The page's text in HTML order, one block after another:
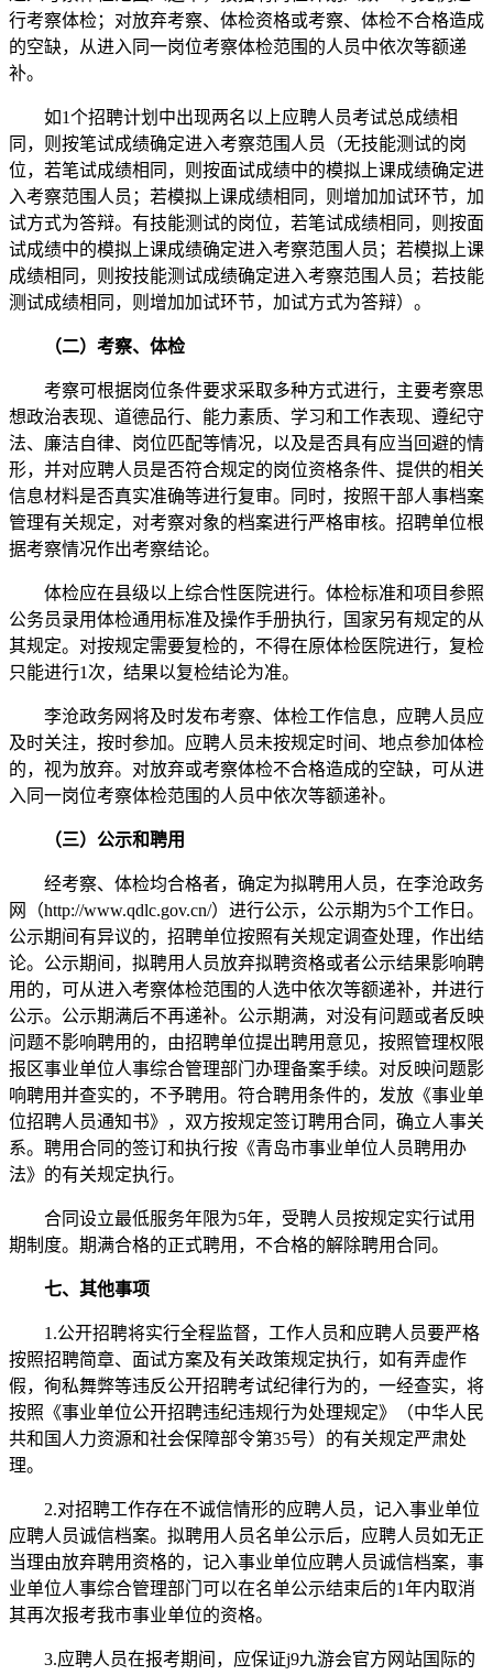
行考察体检；对放弃考察、体检资格或考察、体检不合格造成
的空缺，从进入同一岗位考察体检范围的人员中依次等额递
补。
如1个招聘计划中出现两名以上应聘人员考试总成绩相
同，则按笔试成绩确定进入考察范围人员（无技能测试的岗
位，若笔试成绩相同，则按面试成绩中的模拟上课成绩确定进
入考察范围人员；若模拟上课成绩相同，则增加加试环节，加
试方式为答辩。有技能测试的岗位，若笔试成绩相同，则按面
试成绩中的模拟上课成绩确定进入考察范围人员；若模拟上课
成绩相同，则按技能测试成绩确定进入考察范围人员；若技能
测试成绩相同，则增加加试环节，加试方式为答辩）。
（二）考察、体检
考察可根据岗位条件要求采取多种方式进行，主要考察思
想政治表现、道德品行、能力素质、学习和工作表现、遵纪守
法、廉洁自律、岗位匹配等情况，以及是否具有应当回避的情
形，并对应聘人员是否符合规定的岗位资格条件、提供的相关
信息材料是否真实准确等进行复审。同时，按照干部人事档案
管理有关规定，对考察对象的档案进行严格审核。招聘单位根
据考察情况作出考察结论。
体检应在县级以上综合性医院进行。体检标准和项目参照
公务员录用体检通用标准及操作手册执行，国家另有规定的从
其规定。对按规定需要复检的，不得在原体检医院进行，复检
只能进行1次，结果以复检结论为准。
李沧政务网将及时发布考察、体检工作信息，应聘人员应
及时关注，按时参加。应聘人员未按规定时间、地点参加体检
的，视为放弃。对放弃或考察体检不合格造成的空缺，可从进
入同一岗位考察体检范围的人员中依次等额递补。
（三）公示和聘用
经考察、体检均合格者，确定为拟聘用人员，在李沧政务
网（http://www.qdlc.gov.cn/）进行公示，公示期为5个工作日。
公示期间有异议的，招聘单位按照有关规定调查处理，作出结
论。公示期间，拟聘用人员放弃拟聘资格或者公示结果影响聘
用的，可从进入考察体检范围的人选中依次等额递补，并进行
公示。公示期满后不再递补。公示期满，对没有问题或者反映
问题不影响聘用的，由招聘单位提出聘用意见，按照管理权限
报区事业单位人事综合管理部门办理备案手续。对反映问题影
响聘用并查实的，不予聘用。符合聘用条件的，发放《事业单
位招聘人员通知书》，双方按规定签订聘用合同，确立人事关
系。聘用合同的签订和执行按《青岛市事业单位人员聘用办
法》的有关规定执行。
合同设立最低服务年限为5年，受聘人员按规定实行试用
期制度。期满合格的正式聘用，不合格的解除聘用合同。
七、其他事项
1.公开招聘将实行全程监督，工作人员和应聘人员要严格
按照招聘简章、面试方案及有关政策规定执行，如有弄虚作
假，徇私舞弊等违反公开招聘考试纪律行为的，一经查实，将
按照《事业单位公开招聘违纪违规行为处理规定》（中华人民
共和国人力资源和社会保障部令第35号）的有关规定严肃处
理。
2.对招聘工作存在不诚信情形的应聘人员，记入事业单位
应聘人员诚信档案。拟聘用人员名单公示后，应聘人员如无正
当理由放弃聘用资格的，记入事业单位应聘人员诚信档案，事
业单位人事综合管理部门可以在名单公示结束后的1年内取消
其再次报考我市事业单位的资格。
3.应聘人员在报考期间，应保证j9九游会官方网站国际的